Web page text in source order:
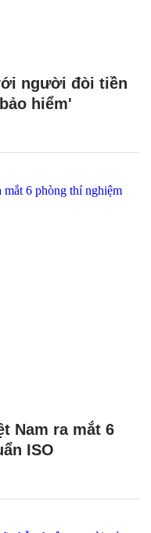
người đòi tiền
hiểm'
Nam ra mắt 6
ISO